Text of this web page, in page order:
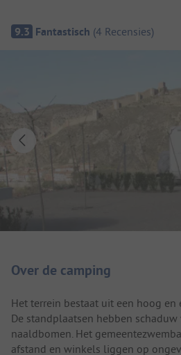
Camping overzicht
9.3 Fantastisch (4 Recensies)
Over de camping
Het terrein bestaat uit een hoog en
De standplaatsen hebben
naaldbomen. Het
afstand en winkels liggen op